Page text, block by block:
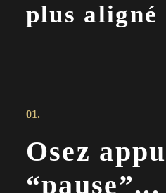
plus aligné
01.
Osez